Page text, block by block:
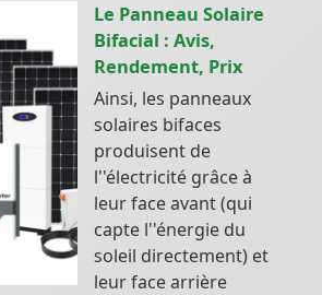
Le Panneau Solaire
Bifacial : Avis,
Rendement, Prix
Ainsi, les panneaux
solaires bifaces
produisent de
l''électricité grâce à
leur face avant (qui
capte l''énergie du
soleil directement) et
leur face arrière